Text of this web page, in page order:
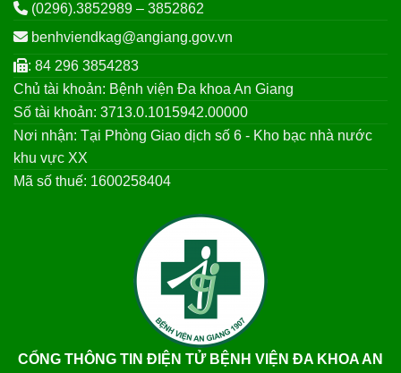
(0296).3852989 – 3852862
benhviendkag@angiang.gov.vn
: 84 296 3854283
Chủ tài khoản: Bệnh viện Đa khoa An Giang
Số tài khoản: 3713.0.1015942.00000
Nơi nhận: Tại Phòng Giao dịch số 6 - Kho bạc nhà nước
khu vực XX
Mã số thuế: 1600258404
CỔNG THÔNG TIN ĐIỆN TỬ BỆNH VIỆN ĐA KHOA AN